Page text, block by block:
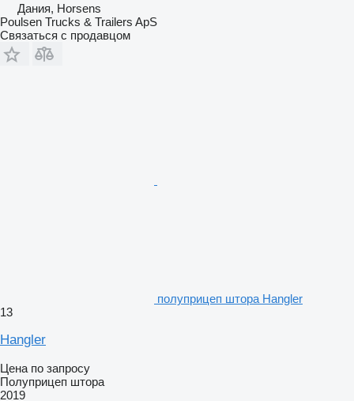
Дания, Horsens
Poulsen Trucks & Trailers ApS
Связаться с продавцом
полуприцеп штора Hangler
13
Hangler
Цена по запросу
Полуприцеп штора
2019